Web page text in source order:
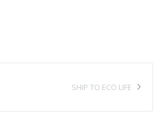
SHIP TO ECO LIFE